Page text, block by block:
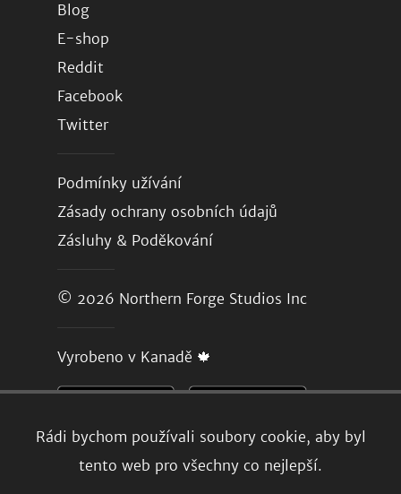
Rádi bychom používali soubory cookie, aby byl
tento web pro všechny co nejlepší.
Blog
E-shop
Reddit
Facebook
Twitter
Podmínky užívání
Zásady ochrany osobních údajů
Zásluhy & Poděkování
© 2026 Northern Forge Studios Inc
Vyrobeno v Kanadě 🍁